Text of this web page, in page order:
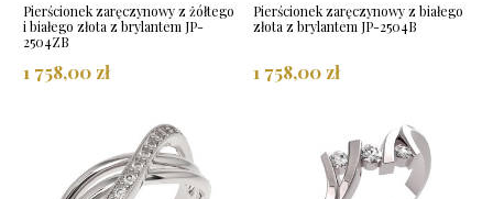
Pierścionek zaręczynowy z żółtego
i białego złota z brylantem JP-
2504ZB
1 758,00 zł
Pierścionek zaręczynowy z białego
złota z brylantem JP-2504B
1 758,00 zł